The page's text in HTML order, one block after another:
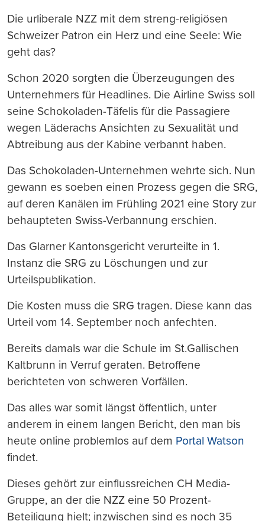
Die urliberale NZZ mit dem streng-religiösen
Schweizer Patron ein Herz und eine Seele: Wie
geht das?
Schon 2020 sorgten die Überzeugungen des
Unternehmers für Headlines. Die Airline Swiss soll
seine Schokoladen-Täfelis für die Passagiere
wegen Läderachs Ansichten zu Sexualität und
Abtreibung aus der Kabine verbannt haben.
Das Schokoladen-Unternehmen wehrte sich. Nun
gewann es soeben einen Prozess gegen die SRG,
auf deren Kanälen im Frühling 2021 eine Story zur
behaupteten Swiss-Verbannung erschien.
Das Glarner Kantonsgericht verurteilte in 1.
Instanz die SRG zu Löschungen und zur
Urteilspublikation.
Die Kosten muss die SRG tragen. Diese kann das
Urteil vom 14. September noch anfechten.
Bereits damals war die Schule im St.Gallischen
Kaltbrunn in Verruf geraten. Betroffene
berichteten von schweren Vorfällen.
Das alles war somit längst öffentlich, unter
anderem in einem langen Bericht, den man bis
heute online problemlos auf dem Portal Watson
findet.
Dieses gehört zur einflussreichen CH Media-
Gruppe, an der die NZZ eine 50 Prozent-
Beteiligung hielt; inzwischen sind es noch 35